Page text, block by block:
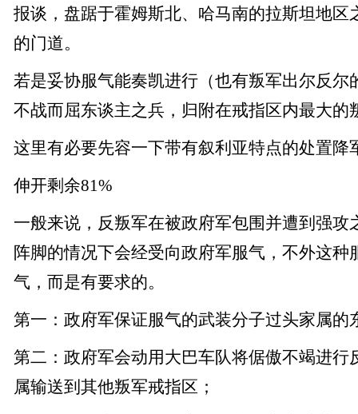
报谈，盘踞于霍姆斯北、哈马南的拉斯坦地区
的门道。
若是妥协服气能奏凯进行（也有叛军出尔反尔
不战而屈东谈主之兵，归附在戒指区内最大的
这里有必要先容一下带有叙利亚特点的处置降
伸开剩余81%
一般来说，反叛军在被政府军包围并遭到强攻
阵脚的情况下会经受向政府军服气，不外这种
气，而是有要求的。
第一：政府军保证服气的武装分子过头家属的
第二：政府军会动用大巴车队将倨傲不竭进行
属输送到其他叛军戒指区；